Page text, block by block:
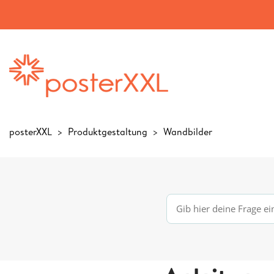
posterXXL Produktgestaltung Wandbilder